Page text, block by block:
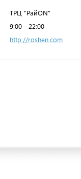
ТРЦ "РайON"
9:00 - 22:00
http://roshen.com